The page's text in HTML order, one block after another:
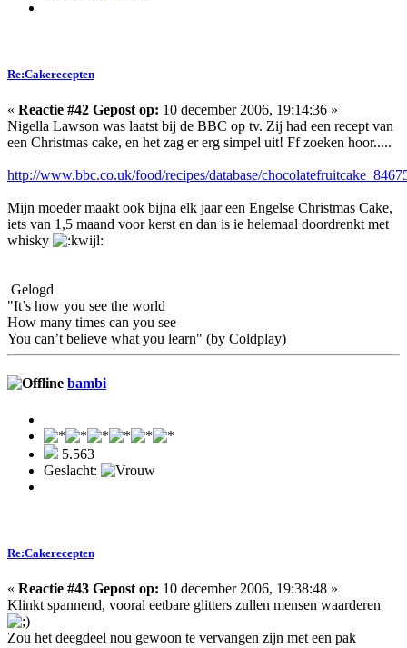
Re:Cakerecepten
« Reactie #42 Gepost op: 10 december 2006, 19:14:36 »
Nigella Lawson was laatst bij de BBC op tv. Zij had een recept van
een Christmas cake, en het zag er erg simpel uit! Ff zoeken hoor.....
http://www.bbc.co.uk/food/recipes/database/
Mijn moeder maakt ook bijna elk jaar een Engelse Christmas Cake,
iets van 1,5 maand voor kerst en dan is ie helemaal doordrenkt met
whisky
Gelogd
"It’s how you see the world
How many times can you see
You can’t believe what you learn" (by Coldplay)
bambi
5.563
Geslacht:
Re:Cakerecepten
« Reactie #43 Gepost op: 10 december 2006, 19:38:48 »
Klinkt spannend, vooral eetbare glitters zullen mensen waarderen
Zou het deegdeel nou gewoon te vervangen zijn met een pak